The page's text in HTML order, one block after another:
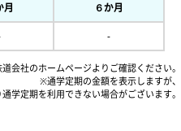
月 ６か月
-
会社のホームページよりご確認ください。
※通学定期の金額を表示しますが、
学定期を利用できない場合がございます。